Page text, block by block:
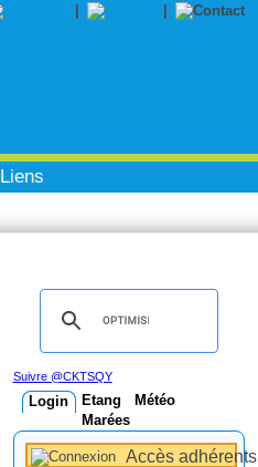
Liens
Suivre @CKTSQY
Login Etang
Météo
Marées
Accès adhérents